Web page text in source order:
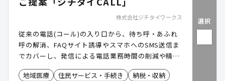
株式会社ジチタイワークス
従来の電話(コール)の入り口から、待ち呼・あふれ
呼の解消、FAQサイト誘導やスマホへのSMS送信ま
でカバーし、発信による電話業務時間の削減や精神
的負担の軽減など、現実的な使える自動音声サービ
スです。
地域医療 住民サービス・手続き 納税・収納
選択